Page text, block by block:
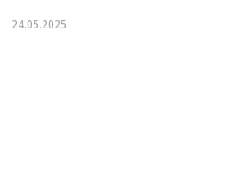
24.05.2025